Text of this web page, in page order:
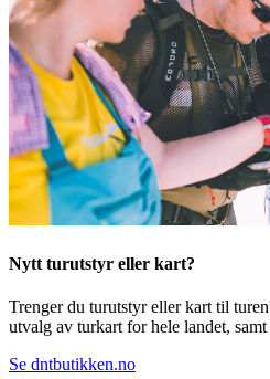
Nytt turutstyr eller kart?
Trenger du turutstyr eller kart til
utvalg av turkart for hele landet,
Se dntbutikken.no